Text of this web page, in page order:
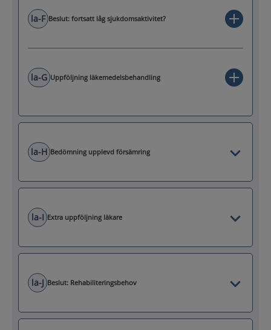
la-F Beslut: fortsatt låg sjukdomsaktivitet?
la-G Uppföljning läkemedelsbehandling
la-H Bedömning upplevd försämring
la-I Extra uppföljning läkare
la-J Beslut: Rehabiliteringsbehov